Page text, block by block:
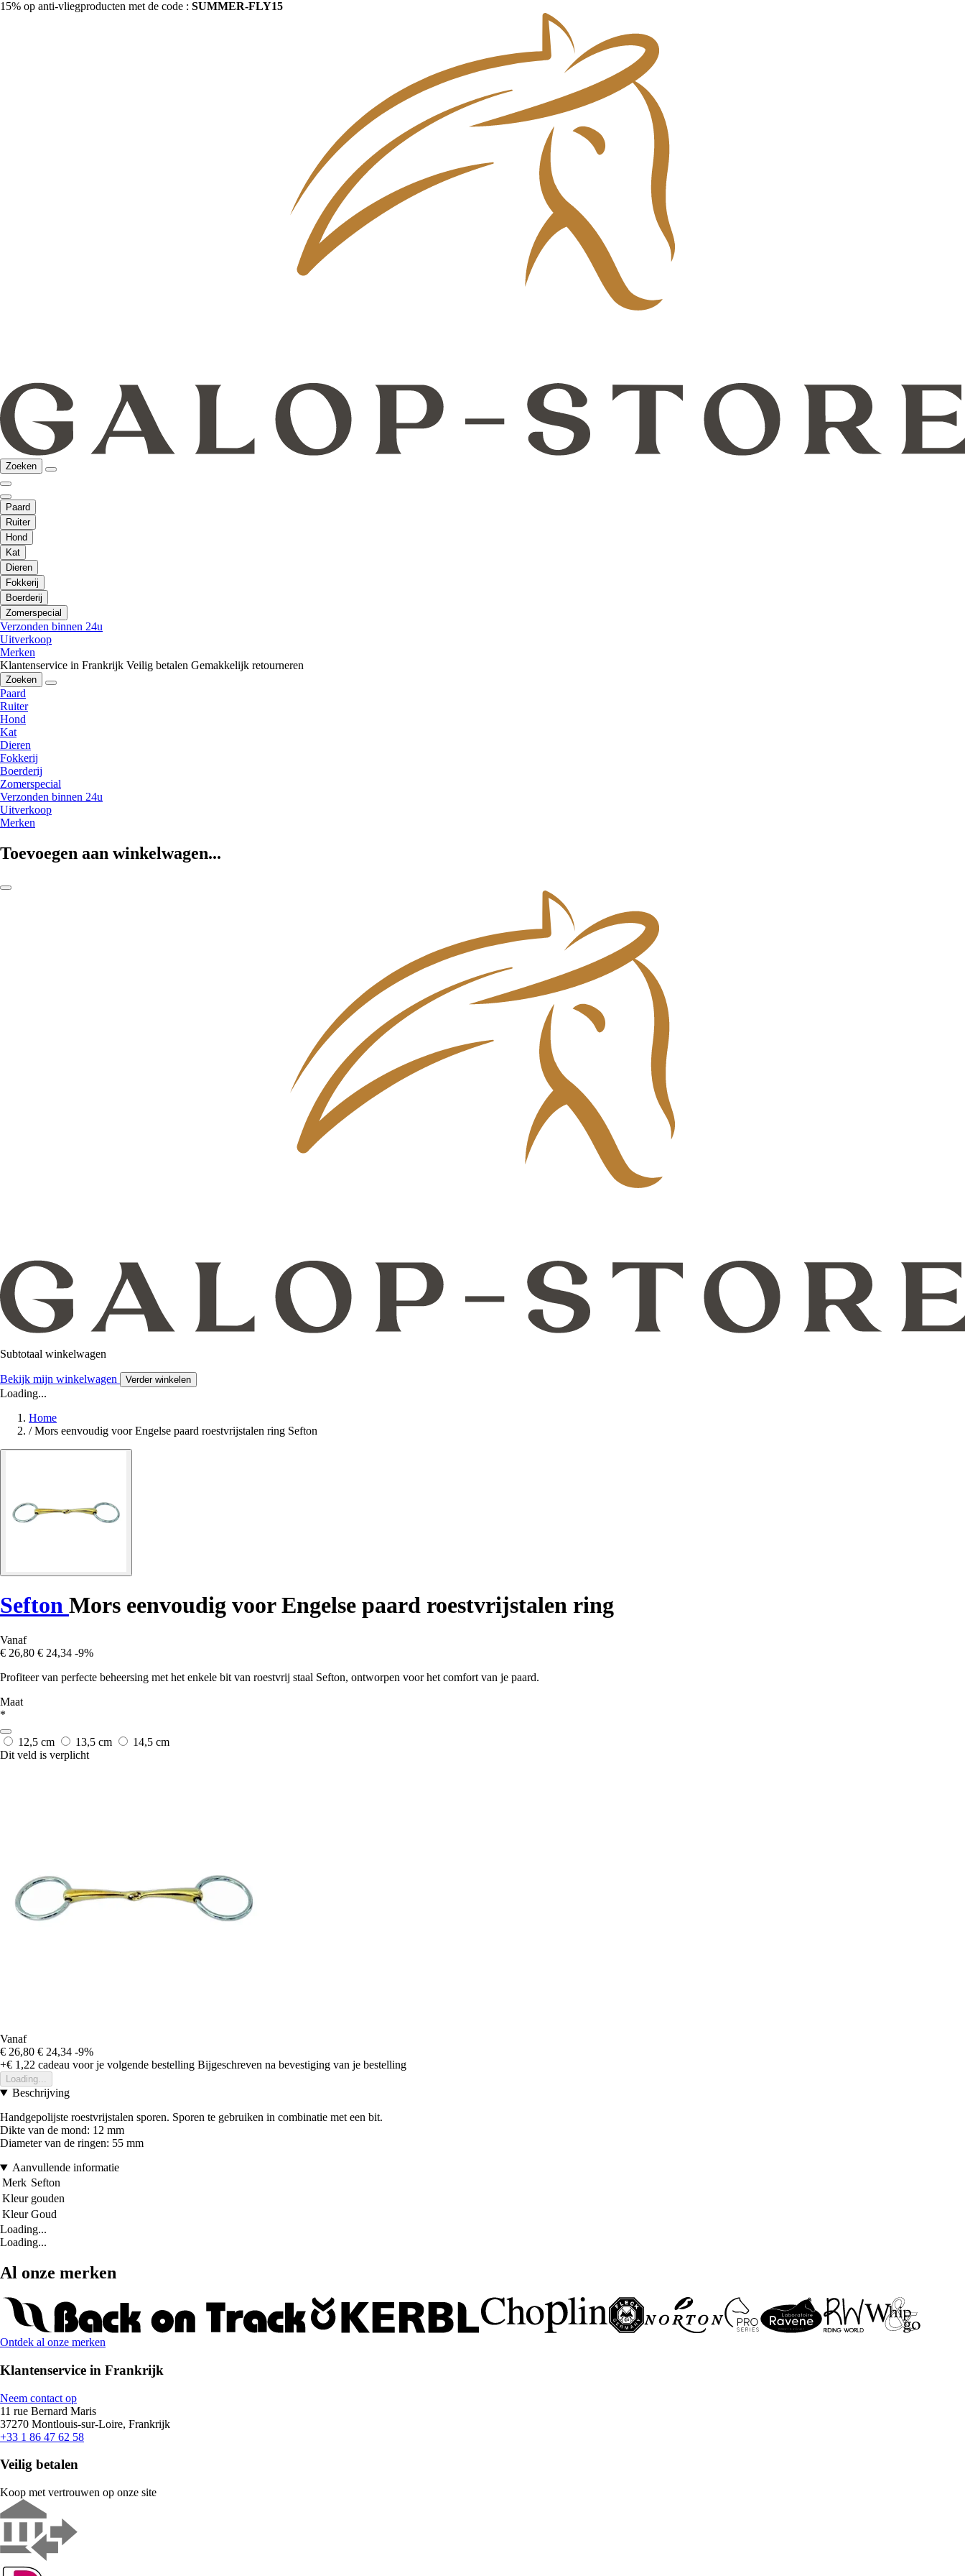
15% op anti-vliegproducten met de code : SUMMER-FLY15
Zoeken
Paard
Ruiter
Hond
Kat
Dieren
Fokkerij
Boerderij
Zomerspecial
Verzonden binnen 24u
Uitverkoop
Merken
Klantenservice in Frankrijk Veilig betalen Gemakkelijk retourneren
Zoeken
Paard
Ruiter
Hond
Kat
Dieren
Fokkerij
Boerderij
Zomerspecial
Verzonden binnen 24u
Uitverkoop
Merken
Toevoegen aan winkelwagen...
Subtotaal winkelwagen
Bekijk mijn winkelwagen Verder winkelen
Loading...
Home
/ Mors eenvoudig voor Engelse paard roestvrijstalen ring Sefton
Sefton Mors eenvoudig voor Engelse paard roestvrijstalen ring
Vanaf
€ 26,80 € 24,34 -9%
Profiteer van perfecte beheersing met het enkele bit van roestvrij staal Sefton, ontworpen voor het comfort van je paard.
Maat
*
12,5 cm 13,5 cm
14,5 cm
Dit veld is verplicht
Vanaf
€ 26,80 € 24,34 -9%
+€ 1,22 cadeau voor je volgende bestelling Bijgeschreven na bevestiging van je bestelling
Loading...
Beschrijving
Handgepolijste roestvrijstalen sporen. Sporen te gebruiken in combinatie met een bit.
Dikte van de mond: 12 mm
Diameter van de ringen: 55 mm
Aanvullende informatie
Merk Sefton
Kleur gouden
Kleur Goud
Loading...
Loading...
Al onze merken
Ontdek al onze merken
Klantenservice in Frankrijk
Neem contact op
11 rue Bernard Maris
37270 Montlouis-sur-Loire, Frankrijk
+33 1 86 47 62 58
Veilig betalen
Koop met vertrouwen op onze site